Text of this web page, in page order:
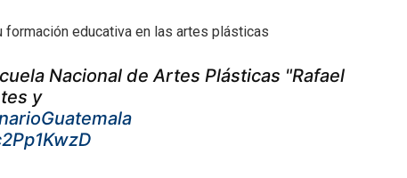
educativa en las artes plásticas
Nacional de Artes Plásticas "Rafael
y